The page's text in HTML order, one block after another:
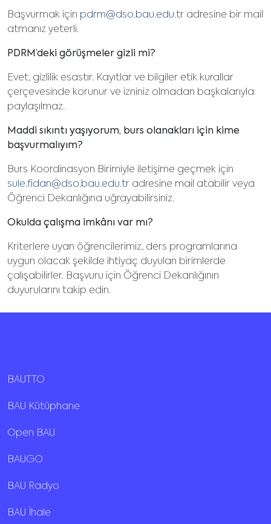
Başvurmak için pdrm@dso.bau.edu.tr adresine bir mail
atmanız yeterli.
PDRM’deki görüşmeler gizli mi?
Evet, gizlilik esastır. Kayıtlar ve bilgiler etik kurallar
çerçevesinde korunur ve izniniz olmadan başkalarıyla
paylaşılmaz.
Maddi sıkıntı yaşıyorum, burs olanakları için kime
başvurmalıyım?
Burs Koordinasyon Birimiyle iletişime geçmek için
sule.fidan@dso.bau.edu.tr adresine mail atabilir veya
Öğrenci Dekanlığına uğrayabilirsiniz.
Okulda çalışma imkânı var mı?
Kriterlere uyan öğrencilerimiz, ders programlarına
uygun olacak şekilde ihtiyaç duyulan birimlerde
çalışabilirler. Başvuru için Öğrenci Dekanlığının
duyurularını takip edin.
BAUTTO
BAU Kütüphane
Open BAU
BAUGO
BAU Radyo
BAU İhale